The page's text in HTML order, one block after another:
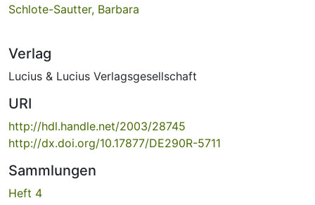
Schlote-Sautter, Barbara
Verlag
Lucius & Lucius Verlagsgesellschaft
URI
http://hdl.handle.net/2003/28745
http://dx.doi.org/10.17877/DE290R-5711
Sammlungen
Heft 4